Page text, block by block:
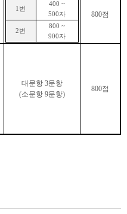
1 번
400 ~
500자
2번
800 ~
900자
800점
대문항 3문항
(소문항 9문항)
800점